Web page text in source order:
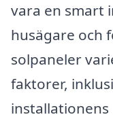
vara en smart
husägare och
solpaneler
faktorer,